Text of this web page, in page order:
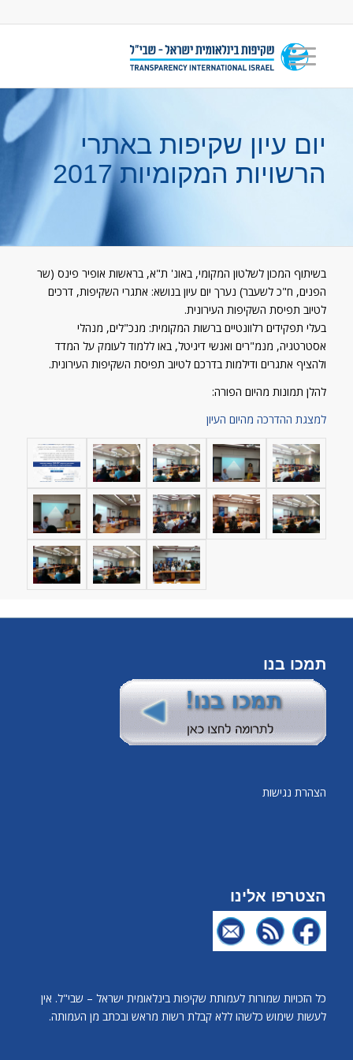
יום עיון שקיפות באתרי
הרשויות המקומיות 2017
בשיתוף המכון לשלטון המקומי, באונ' ת"א, בראשות אופיר פינס (שר
הפנים, ח"כ לשעבר) נערך יום עיון בנושא: אתגרי השקיפות, דרכים
לטיוב תפיסת השקיפות העירונית.
בעלי תפקידים רלוונטיים ברשות המקומית: מנכ"לים, מנהלי
אסטרטגיה, מנמ"רים ואנשי דיגיטל, באו ללמוד לעומק על המדד
ולהציף אתגרים ודילמות בדרכם לטיוב תפיסת השקיפות העירונית.
להלן תמונות מהיום הפורה:
למצגת ההדרכה מהיום העיון
תמכו בנו
הצהרת נגישות
הצטרפו אלינו
כל הזכויות שמורות לעמותת שקיפות בינלאומית ישראל – שבי"ל. אין
לעשות שימוש כלשהו ללא קבלת רשות מראש ובכתב מן העמותה.